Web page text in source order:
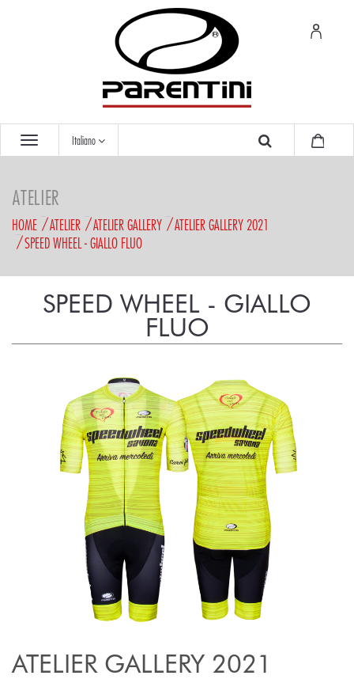
Italiano
ATELIER
HOME ATELIER ATELIER GALLERY
ATELIER GALLERY 2021
SPEED WHEEL - GIALLO FLUO
SPEED WHEEL - GIALLO
FLUO
ATELIER GALLERY 2021